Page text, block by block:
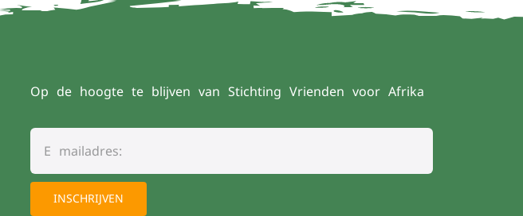
Op de hoogte te blijven van Stichting Vrienden voor Afrika
INSCHRIJVEN